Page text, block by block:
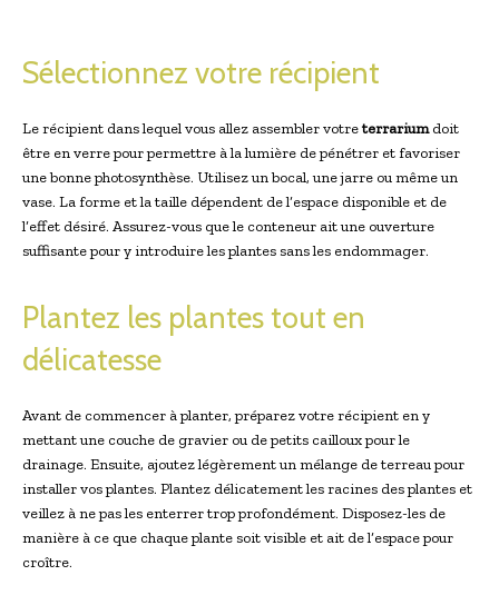
Sélectionnez votre récipient
Le récipient dans lequel vous allez assembler votreterrariumdoit
être en verre pour permettre à la lumière de pénétrer et favoriser
une bonne photosynthèse. Utilisez un bocal, une jarre ou même un
vase. La forme et la taille dépendent de l’espace disponible et de
l’effet désiré. Assurez-vous que le conteneur ait une ouverture
suffisante pour y introduire les plantes sans les endommager.
Plantez les plantes tout en
délicatesse
Avant de commencer à planter, préparez votre récipient en y
mettant une couche de gravier ou de petits cailloux pour le
drainage. Ensuite, ajoutez légèrement un mélange de terreau pour
installer vos plantes. Plantez délicatement les racines des plantes et
veillez à ne pas les enterrer trop profondément. Disposez-les de
manière à ce que chaque plante soit visible et ait de l’espace pour
croître.